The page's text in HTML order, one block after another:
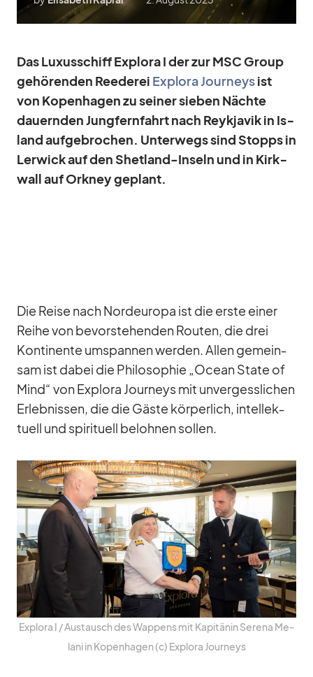
Das Lu­xus­schiff Ex­plora I der zur MSC Group
ge­hö­ren­den Ree­de­rei Ex­plora Jour­neysist
von Ko­pen­ha­gen zu sei­ner sie­ben Nächte
dau­ern­den Jung­fern­fahrt nach Reykja­vik in Is­
landauf­ge­bro­chen. Un­ter­wegs sind Stopps in
Ler­wick auf den Shet­land-In­seln und in Kirk­
wall auf Ork­ney ge­plant.
Die Reise nach Nord­eu­ropa ist die erste ei­ner
Reihe von be­vor­ste­hen­den Rou­ten, die drei
Kon­ti­nente um­span­nen wer­den. Al­len ge­mein­
sam ist da­bei die Phi­lo­so­phie „Ocean State of
Mind“ von Ex­plora Jour­neys mit un­ver­gess­li­chen
Er­leb­nis­sen, die die Gäste kör­per­lich, in­tel­lek­
tu­ell und spi­ri­tu­ell be­loh­nen sol­len.
Ex­plora I /​ Aus­tausch des Wap­pens mit Ka­pi­tä­nin Se­rena Me­
lani in Ko­pen­ha­gen (c) Ex­plora Jour­neys